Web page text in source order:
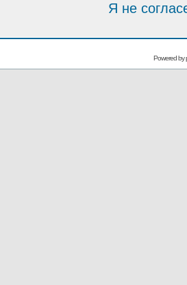
Я не
Powered by